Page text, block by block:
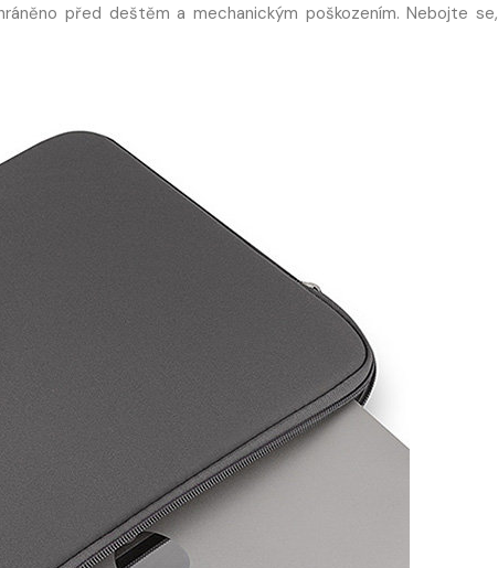
před deštěm a mechanickým poškozením. Nebojte se,